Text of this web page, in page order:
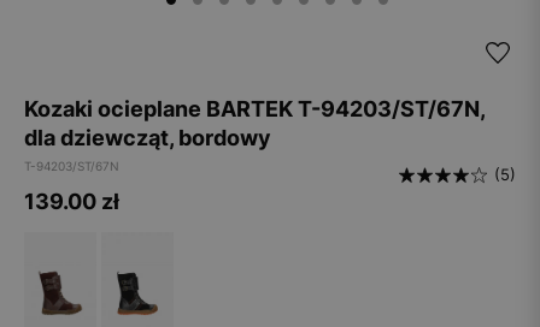
Kozaki ocieplane BARTEK T-94203/ST/67N,
dla dziewcząt, bordowy
T-94203/ST/67N (5)
139.00 zł